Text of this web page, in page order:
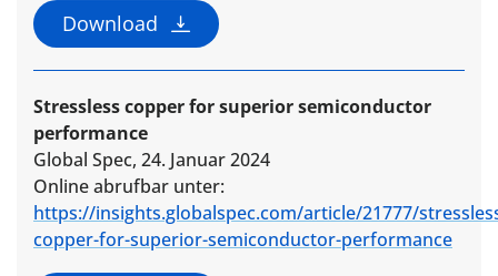
Download
Stressless copper for superior semiconductor
performance
Global Spec, 24. Januar 2024
Online abrufbar unter:
https://insights.globalspec.com/article/21777/
copper-for-superior-semiconductor-performance